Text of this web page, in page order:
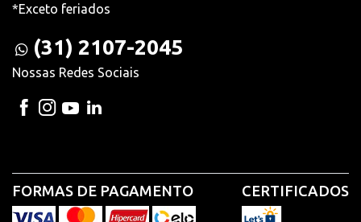
*Exceto feriados
(31) 2107-2045
Nossas Redes Sociais
FORMAS DE PAGAMENTO CERTIFICADOS